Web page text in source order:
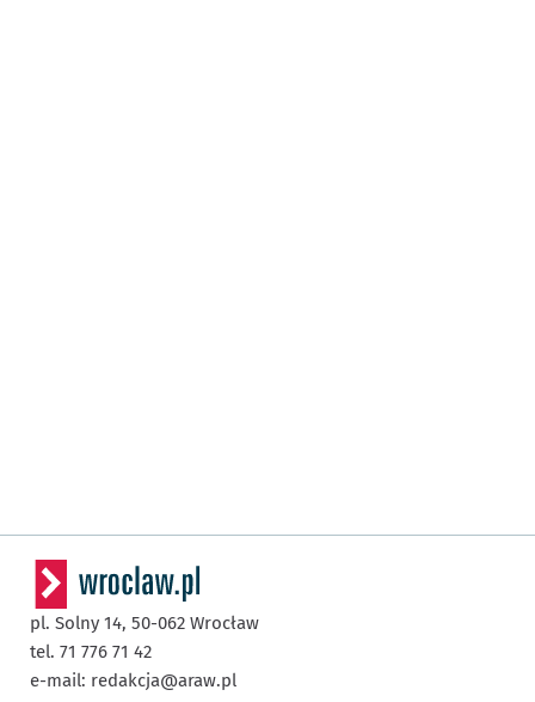
pl. Solny 14, 50-062 Wrocław
tel. 71 776 71 42
e-mail: redakcja@araw.pl